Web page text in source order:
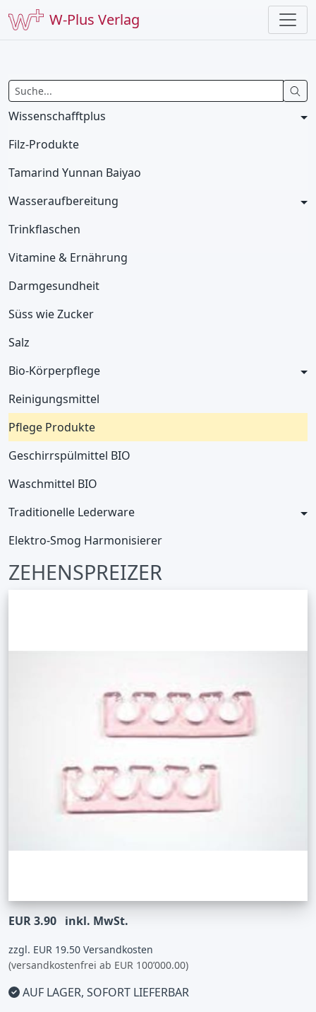
W-Plus Verlag
Wissenschafftplus
Filz-Produkte
Tamarind Yunnan Baiyao
Wasseraufbereitung
Trinkflaschen
Vitamine & Ernährung
Darmgesundheit
Süss wie Zucker
Salz
Bio-Körperpflege
Reinigungsmittel
Pflege Produkte
Geschirrspülmittel BIO
Waschmittel BIO
Traditionelle Lederware
Elektro-Smog Harmonisierer
ZEHENSPREIZER
EUR 3.90 inkl. MwSt.
zzgl. EUR 19.50 Versandkosten
(versandkostenfrei ab EUR 100’000.00)
AUF LAGER, SOFORT LIEFERBAR